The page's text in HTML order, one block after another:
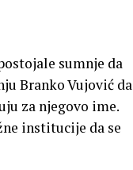
sumnje da
Branko Vujović da
za njegovo ime.
institucije da se